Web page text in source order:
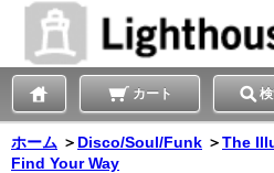
カート
ホーム ＞ Disco/Soul/Funk ＞The
Find Your Way